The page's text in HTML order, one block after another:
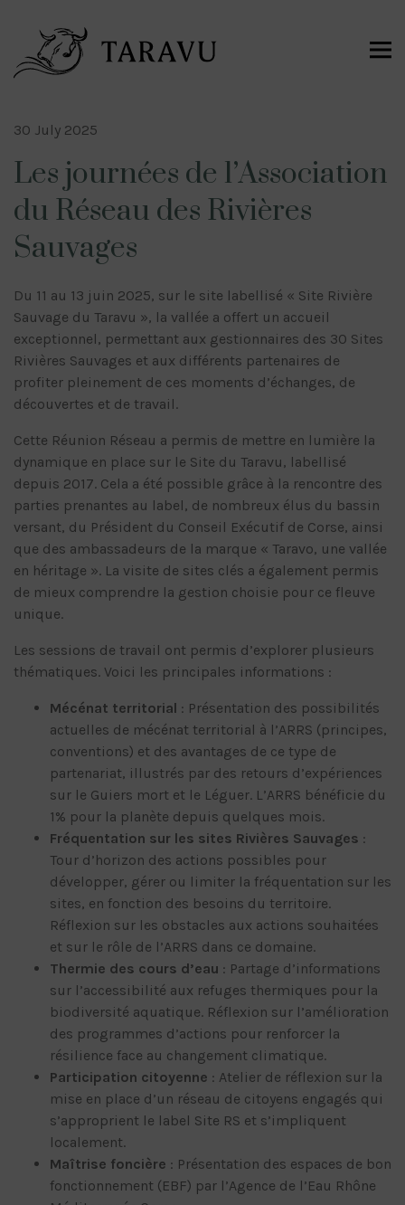
30 July 2025
Les journées de l’Association
du Réseau des Rivières
Sauvages
Du 11 au 13 juin 2025, sur le site labellisé « Site Rivière
Sauvage du Taravu », la vallée a offert un accueil
exceptionnel, permettant aux gestionnaires des 30 Sites
Rivières Sauvages et aux différents partenaires de
profiter pleinement de ces moments d’échanges, de
découvertes et de travail.
Cette Réunion Réseau a permis de mettre en lumière la
dynamique en place sur le Site du Taravu, labellisé
depuis 2017. Cela a été possible grâce à la rencontre des
parties prenantes au label, de nombreux élus du bassin
versant, du Président du Conseil Exécutif de Corse, ainsi
que des ambassadeurs de la marque « Taravo, une vallée
en héritage ». La visite de sites clés a également permis
de mieux comprendre la gestion choisie pour ce fleuve
unique.
Les sessions de travail ont permis d’explorer plusieurs
thématiques. Voici les principales informations :
Mécénat territorial : Présentation des possibilités
actuelles de mécénat territorial à l’ARRS (principes,
conventions) et des avantages de ce type de
partenariat, illustrés par des retours d’expériences
sur le Guiers mort et le Léguer. L’ARRS bénéficie du
1% pour la planète depuis quelques mois.
Fréquentation sur les sites Rivières Sauvages :
Tour d’horizon des actions possibles pour
développer, gérer ou limiter la fréquentation sur les
sites, en fonction des besoins du territoire.
Réflexion sur les obstacles aux actions souhaitées
et sur le rôle de l’ARRS dans ce domaine.
Thermie des cours d’eau : Partage d’informations
sur l’accessibilité aux refuges thermiques pour la
biodiversité aquatique. Réflexion sur l’amélioration
des programmes d’actions pour renforcer la
résilience face au changement climatique.
Participation citoyenne : Atelier de réflexion sur la
mise en place d’un réseau de citoyens engagés qui
s’approprient le label Site RS et s’impliquent
localement.
Maîtrise foncière : Présentation des espaces de bon
fonctionnement (EBF) par l’Agence de l’Eau Rhône